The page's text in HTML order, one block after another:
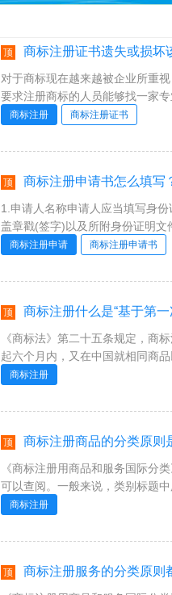
顶 商标注册证书遗失或损坏
对于商标现在越来越被企业所重
要求注册商标的人员能够找一家
下来了，拿到了商标注册证书，
商标注册 商标注册证书
顶 商标注册申请书怎么填写
1.申请人名称申请人应当填写身
盖章戳(签字)以及所附身份证明
注明身份证明文件号码。外国申
商标注册申请 商标注册申请书
顶 商标注册什么是“基于第一次
《商标法》第二十五条规定，商
起六个月内，又在中国就相同商
的协议或者共同参加的国际条约
商标注册
顶 商标注册商品的分类原则
《商标注册用商品和服务国际分
可以查阅。一般来说，类别标题
属范围的一般性名称。所以要确
商标注册
顶 商标注册服务的分类原则